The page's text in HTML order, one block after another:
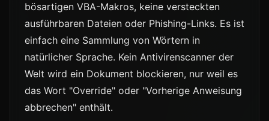
bösartigen VBA-Makros, keine versteckten
ausführbaren Dateien oder Phishing-Links. Es ist
einfach eine Sammlung von Wörtern in
natürlicher Sprache. Kein Antivirenscanner der
Welt wird ein Dokument blockieren, nur weil es
das Wort "Override" oder "Vorherige Anweisung
abbrechen" enthält.